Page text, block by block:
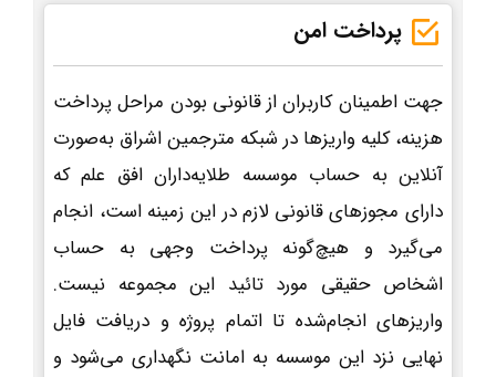
پرداخت امن
جهت اطمینان کاربران از قانونی بودن مراحل پرداخت
هزینه، کلیه واریزها در شبکه مترجمین اشراق به‌صورت
آنلاین به حساب موسسه طلایه‌داران افق علم که
دارای مجوزهای قانونی لازم در این زمینه است، انجام
می‌گیرد و هیچ‌گونه پرداخت وجهی به حساب
اشخاص حقیقی مورد تائید این مجموعه نیست.
واریزهای انجام‌شده تا اتمام پروژه و دریافت فایل
نهایی نزد این موسسه به امانت نگهداری می‌شود و